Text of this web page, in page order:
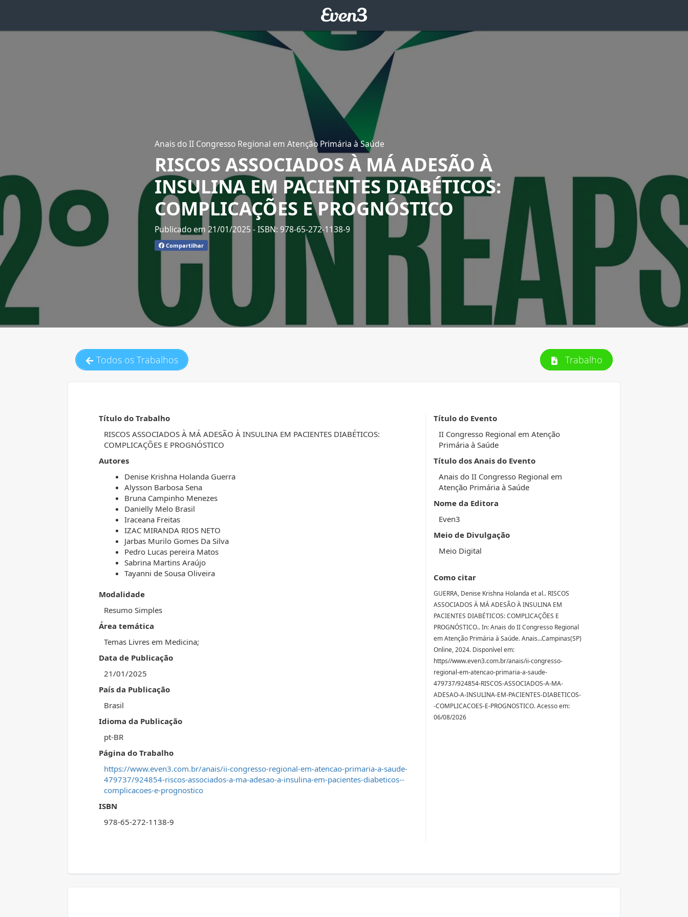
Anais do II Congresso Regional em Atenção Primária à Saúde
RISCOS ASSOCIADOS À MÁ ADESÃO À
INSULINA EM PACIENTES DIABÉTICOS:
COMPLICAÇÕES E PROGNÓSTICO
Publicado em 21/01/2025- ISBN: 978-65-272-1138-9
Compartilhar
Todos os Trabalhos Trabalho
Título do Trabalho
RISCOS ASSOCIADOS À MÁ ADESÃO À INSULINA EM PACIENTES DIABÉTICOS:
COMPLICAÇÕES E PROGNÓSTICO
Autores
Denise Krishna Holanda Guerra
Alysson Barbosa Sena
Bruna Campinho Menezes
Danielly Melo Brasil
Iraceana Freitas
IZAC MIRANDA RIOS NETO
Jarbas Murilo Gomes Da Silva
Pedro Lucas pereira Matos
Sabrina Martins Araújo
Tayanni de Sousa Oliveira
Modalidade
Resumo Simples
Área temática
Temas Livres em Medicina;
Data de Publicação
21/01/2025
País da Publicação
Brasil
Idioma da Publicação
pt-BR
Página do Trabalho
https://www.even3.com.br/anais/ii-congresso-regional-em-atencao-primaria-a-saude-
479737/924854-riscos-associados-a-ma-adesao-a-insulina-em-pacientes-diabeticos--
complicacoes-e-prognostico
ISBN
978-65-272-1138-9
Título do Evento
II Congresso Regional em Atenção
Primária à Saúde
Título dos Anais do Evento
Anais do II Congresso Regional em
Atenção Primária à Saúde
Nome da Editora
Even3
Meio de Divulgação
Meio Digital
Como citar
GUERRA, Denise Krishna Holanda et al.. RISCOS
ASSOCIADOS À MÁ ADESÃO À INSULINA EM
PACIENTES DIABÉTICOS: COMPLICAÇÕES E
PROGNÓSTICO.. In: Anais do II Congresso Regional
em Atenção Primária à Saúde. Anais...Campinas(SP)
Online, 2024. Disponível em:
https//www.even3.com.br/anais/ii-congresso-
regional-em-atencao-primaria-a-saude-
479737/924854-RISCOS-ASSOCIADOS-A-MA-
ADESAO-A-INSULINA-EM-PACIENTES-DIABETICOS-
-COMPLICACOES-E-PROGNOSTICO. Acesso em:
06/08/2026